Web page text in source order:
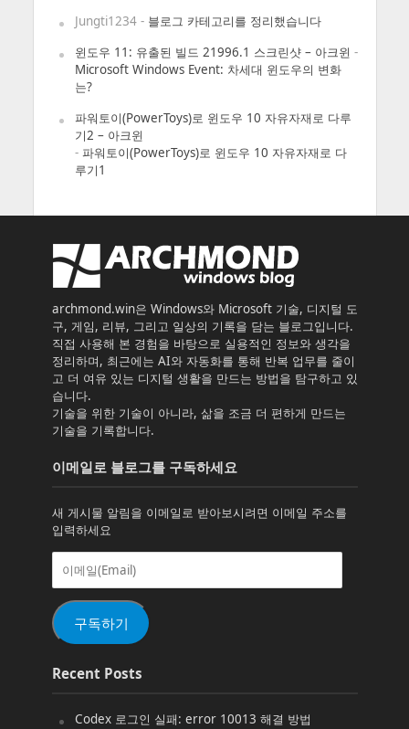
Jungti1234- 블로그 카테고리를 정리했습니다
윈도우 11: 유출된 빌드 21996.1 스크린샷 – 아크윈 -
Microsoft Windows Event: 차세대 윈도우의 변화
는?
파워토이(PowerToys)로 윈도우 10 자유자재로 다루
기2 – 아크윈
- 파워토이(PowerToys)로 윈도우 10 자유자재로 다
루기1
archmond.win은 Windows와 Microsoft 기술, 디지털 도
구, 게임, 리뷰, 그리고 일상의 기록을 담는 블로그입니다.
직접 사용해 본 경험을 바탕으로 실용적인 정보와 생각을
정리하며, 최근에는 AI와 자동화를 통해 반복 업무를 줄이
고 더 여유 있는 디지털 생활을 만드는 방법을 탐구하고 있
습니다.
기술을 위한 기술이 아니라, 삶을 조금 더 편하게 만드는
기술을 기록합니다.
이메일로 블로그를 구독하세요
새 게시물 알림을 이메일로 받아보시려면 이메일 주소를
입력하세요
이
일
(Email)
구독하기
Recent Posts
Codex 로그인 실패: error 10013 해결 방법